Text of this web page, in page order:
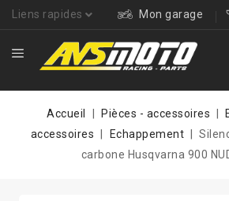
Liens rapides Mon garage
Accueil Pièces - accessoires
accessoires
Echappement
carbone Husqvarna 900